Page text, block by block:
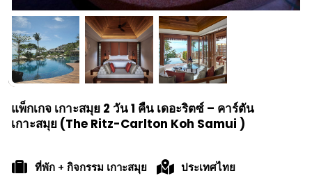
แพ็กเกจ เกาะสมุย 2 วัน 1 คืน เดอะริตซ์ – คาร์ตัน
เกาะสมุย (The Ritz-Carlton Koh Samui )
ที่พัก + กิจกรรม เกาะสมุย ประเทศไทย